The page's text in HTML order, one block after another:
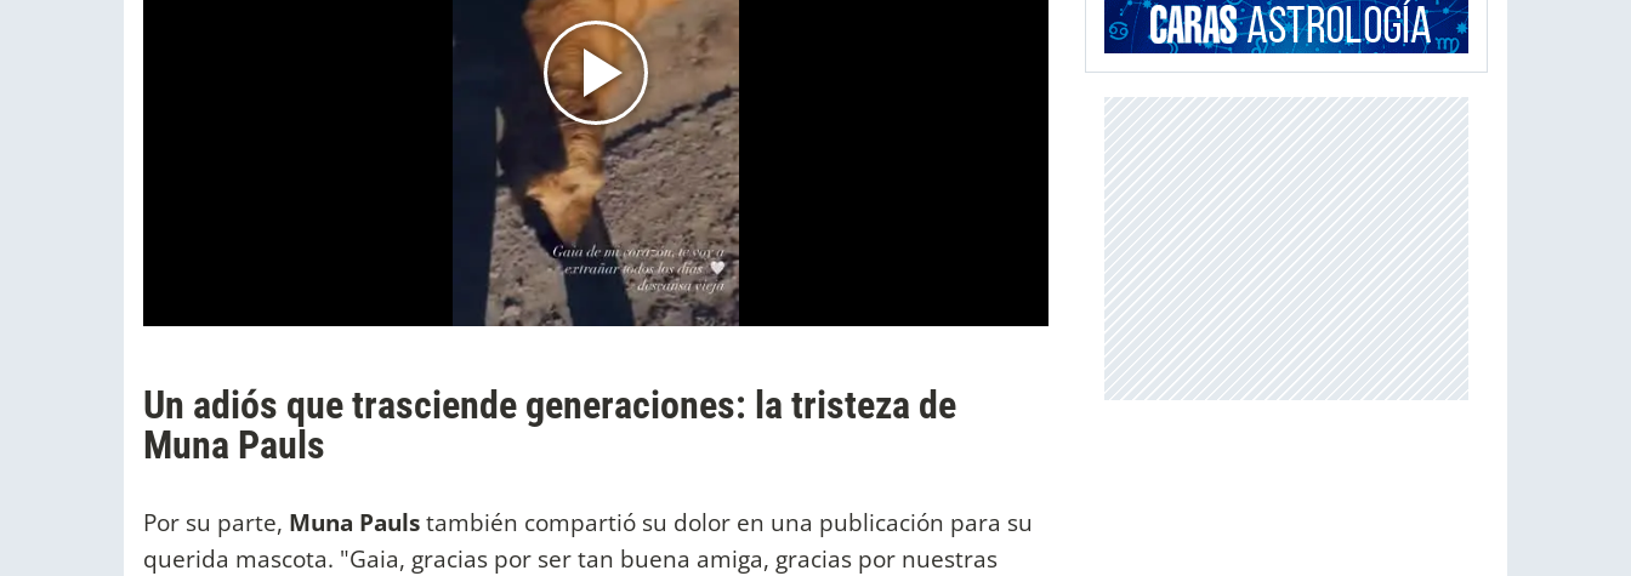
Un adiós que trasciende generaciones: la tristeza de
Muna Pauls
Por su parte, Muna Paulstambién compartió su dolor en una publicación para su
querida mascota. "Gaia, gracias por ser tan buena amiga, gracias por nuestras